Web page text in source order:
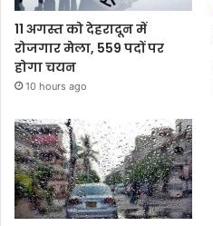
11 अगस्त को देहरादून में
रोजगार मेला, 559 पदों पर
होगा चयन
10 hours ago